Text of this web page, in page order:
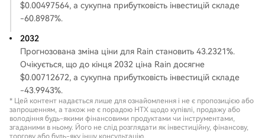
$0.00497564, а сукупна прибутковість інвестицій складе
-60.8987%.
2032
Прогнозована зміна ціни для Rain становить 43.2321%.
Очікується, що до кінця 2032 ціна Rain досягне
$0.00712672, а сукупна прибутковість інвестицій складе
-43.9943%.
* Цей контент надається лише для ознайомлення і не є пропозицією або
запрошенням, а також не є порадою HTX щодо купівлі, продажу або
володіння будь-якими фінансовими продуктами чи інструментами,
згаданими в ньому. Його не слід розглядати як інвестиційну, фінансову,
торгову або будь-яку іншу консультацію.